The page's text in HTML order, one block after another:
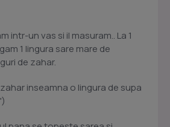
intr-un vas si il masuram.. La 1
1 lingura sare mare de
de zahar.
inseamna o lingura de supa